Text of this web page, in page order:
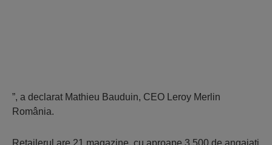
”, a declarat Mathieu Bauduin, CEO Leroy Merlin
România.